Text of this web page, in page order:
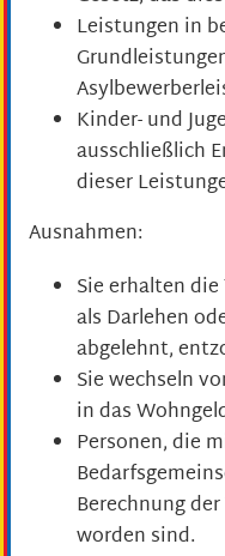
Leistungen in
Kinder- und
ausschließlich
dieser
Ausnahmen:
Sie erhalten
als Darlehen
abgelehnt,
Sie wechseln
in das
Personen, die
Berechnung
worden sind.